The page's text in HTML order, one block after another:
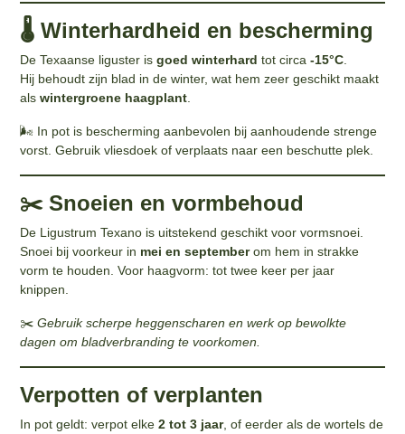
🌡️ Winterhardheid en bescherming
De Texaanse liguster isgoed winterhard tot circa-15°C
Hij behoudt zijn blad in de winter, wat hem zeer geschikt maakt
alswintergroene haagplant
🌬️ In pot is bescherming aanbevolen bij aanhoudende strenge
vorst. Gebruik vliesdoek of verplaats naar een beschutte plek.
✂️ Snoeien en vormbehoud
De Ligustrum Texano is uitstekend geschikt voor vormsnoei.
Snoei bij voorkeur in mei en septemberom hem in strakke
vorm te houden. Voor haagvorm: tot twee keer per jaar
knippen.
✂️Gebruik scherpe heggenscharen en werk op bewolkte
dagen om bladverbranding te voorkomen.
Verpotten of verplanten
In pot geldt: verpot elke2 tot 3 jaar, of eerder als de wortels de